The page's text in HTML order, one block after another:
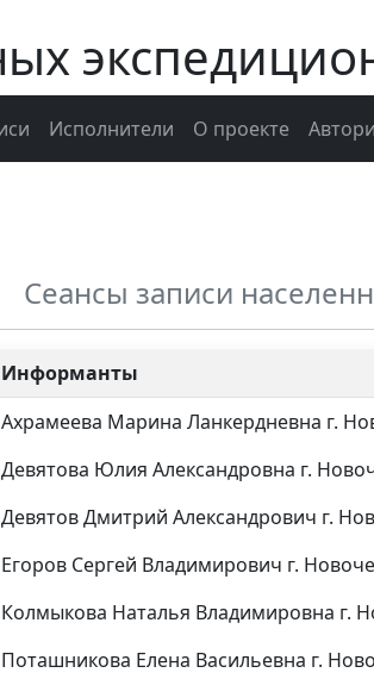
Исполнители О проекте
Сеансы записи
Информанты
Ахрамеева Марина Ланкердневна г.
Девятова Юлия Александровна г.
Девятов Дмитрий Александрович г.
Егоров Сергей Владимирович г.
Колмыкова Наталья Владимировна г.
Поташникова Елена Васильевна г.